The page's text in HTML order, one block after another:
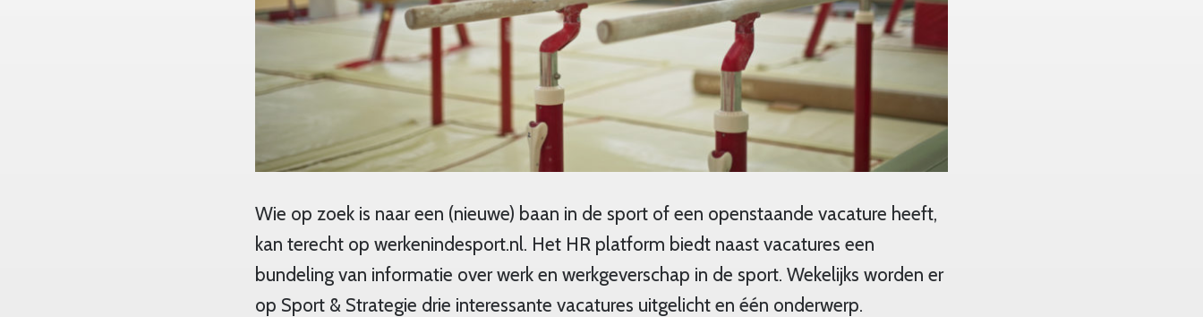
Wie op zoek is naar een (nieuwe) baan in de sport of een openstaande vacature heeft,
kan terecht op werkenindesport.nl. Het HR platform biedt naast vacatures een
bundeling van informatie over werk en werkgeverschap in de sport. Wekelijks worden er
op Sport & Strategie drie interessante vacatures uitgelicht en één onderwerp.